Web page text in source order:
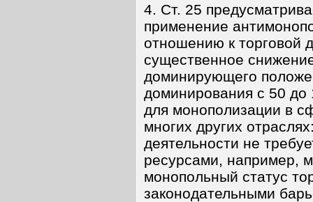
4. Ст. 25
применение
отношению к торговой
существенное
доминирующего
доминирования с 50
для монополизации в
многих других
деятельности не
ресурсами, например,
монопольный статус
законодательными